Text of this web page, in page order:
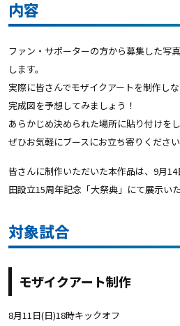
内容
ファン・サポーターの方から募集した写
します。
実際に皆さんでモザイクアートを制作し
完成図を予想してみましょう！
あらかじめ決められた場所に貼り付けを
ぜひお気軽にブースにお立ち寄りください
皆さんに制作いただいた本作品は、9月
田設立15周年記念「大祭典」にて展示いた
対象試合
モザイクアート制作
8月11日(日)18時キックオフ